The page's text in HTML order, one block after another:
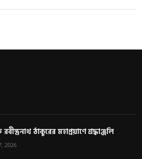
ঠাকুরের মহাপ্রয়াণে শ্রদ্ধাঞ্জলি
2026